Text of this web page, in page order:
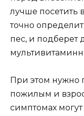
лучше посетить
точно
пес, и подберет
При этом нужно
пожилым и
симптомах